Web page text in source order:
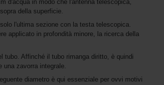
d'acqua in modo che l'antenna telescopica,
della superficie.
l'ultima sezione con la testa telescopica.
applicato in profondità minore, la ricerca della
tubo. Affinché il tubo rimanga diritto, è quindi
una zavorra integrale.
diametro è qui essenziale per ovvi motivi